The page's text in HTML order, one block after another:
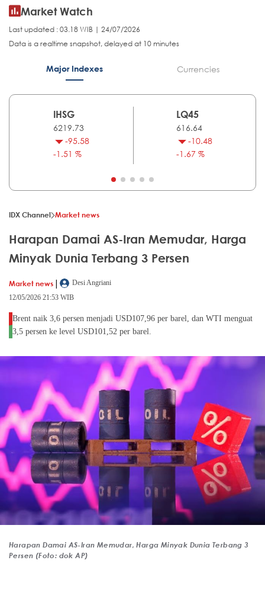
Market Watch
Last updated : 03.18 WIB | 24/07/2026
Data is a realtime snapshot, delayed at 10 minutes
Major Indexes Currencies
IHSG
6219.73
-95.58
-1.51 %
LQ45
616.64
-10.48
-1.67 %
IDX Channel Market news
Harapan Damai AS-Iran Memudar, Harga
Minyak Dunia Terbang 3 Persen
Market news |
Desi Angriani
12/05/2026 21:53 WIB
Brent naik 3,6 persen menjadi USD107,96 per barel, dan WTI menguat
3,5 persen ke level USD101,52 per barel.
Harapan Damai AS-Iran Memudar, Harga Minyak Dunia Terbang 3
Persen (Foto: dok AP)